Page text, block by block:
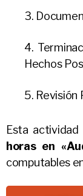
3.
4.
Hechos
5. Revisión
Esta
horas en
computables